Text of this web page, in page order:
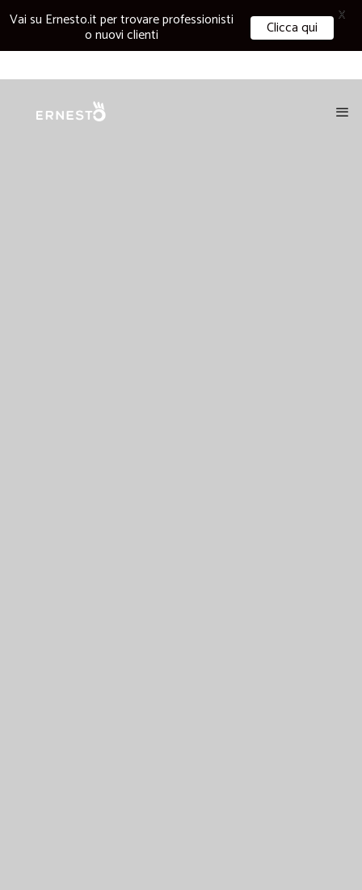
Vai su Ernesto.it per trovare professionisti
o nuovi clienti Clicca qui
X